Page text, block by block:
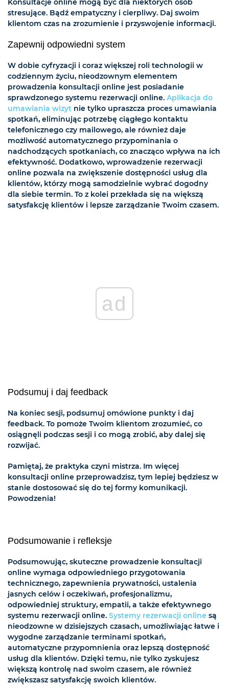
Konsultacje online mogą być dla niektórych osób
stresujące. Bądź empatyczny i cierpliwy. Daj swoim
klientom czas na zrozumienie i przyswojenie informacji.
Zapewnij odpowiedni system
W dobie cyfryzacji i coraz większej roli technologii w
codziennym życiu, nieodzownym elementem
prowadzenia konsultacji online jest posiadanie
sprawdzonego systemu rezerwacji online. Aplikacja do
umawiania wizyt nie tylko upraszcza proces umawiania
spotkań, eliminując potrzebę ciągłego kontaktu
telefonicznego czy mailowego, ale również daje
możliwość automatycznego przypominania o
nadchodzących spotkaniach, co znacząco wpływa na ich
efektywność. Dodatkowo, wprowadzenie rezerwacji
online pozwala na zwiększenie dostępności usług dla
klientów, którzy mogą samodzielnie wybrać dogodny
dla siebie termin. To z kolei przekłada się na większą
satysfakcję klientów i lepsze zarządzanie Twoim czasem.
ad
Podsumuj i daj feedback
Na koniec sesji, podsumuj omówione punkty i daj
feedback. To pomoże Twoim klientom zrozumieć, co
osiągnęli podczas sesji i co mogą zrobić, aby dalej się
rozwijać.
Pamiętaj, że praktyka czyni mistrza. Im więcej
konsultacji online przeprowadzisz, tym lepiej będziesz w
stanie dostosować się do tej formy komunikacji.
Powodzenia!
Podsumowanie i refleksje
Podsumowując, skuteczne prowadzenie konsultacji
online wymaga odpowiedniego przygotowania
technicznego, zapewnienia prywatności, ustalenia
jasnych celów i oczekiwań, profesjonalizmu,
odpowiedniej struktury, empatii, a także efektywnego
systemu rezerwacji online. Systemy rezerwacji online są
nieodzowne w dzisiejszych czasach, umożliwiając łatwe i
wygodne zarządzanie terminami spotkań,
automatyczne przypomnienia oraz lepszą dostępność
usług dla klientów. Dzięki temu, nie tylko zyskujesz
większą kontrolę nad swoim czasem, ale również
zwiększasz satysfakcję swoich klientów.